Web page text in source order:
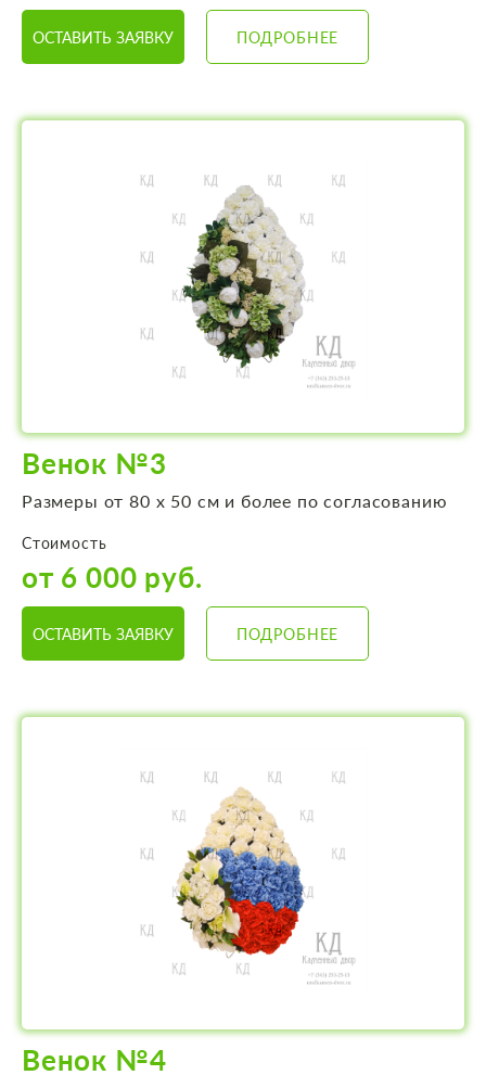
ОСТАВИТЬ ЗАЯВКУ ПОДРОБНЕЕ
Венок №3
Размеры от 80 х 50 см и более по согласованию
Стоимость
от 6 000 руб.
ОСТАВИТЬ ЗАЯВКУ ПОДРОБНЕЕ
Венок №4